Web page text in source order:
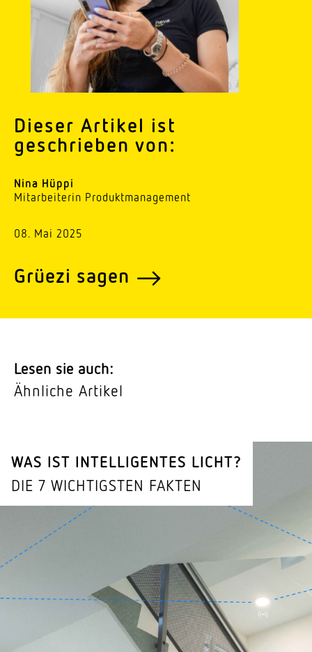
Dieser Artikel ist
geschrieben von:
Nina Hüppi
Mitar­bei­terin Produktmanagement
08. Mai 2025
Grüezi sagen
Lesen sie auch:
Ähnliche Artikel
WAS IST INTEL­LI­GENTES LICHT?
DIE 7 WICH­TIGSTEN FAKTEN